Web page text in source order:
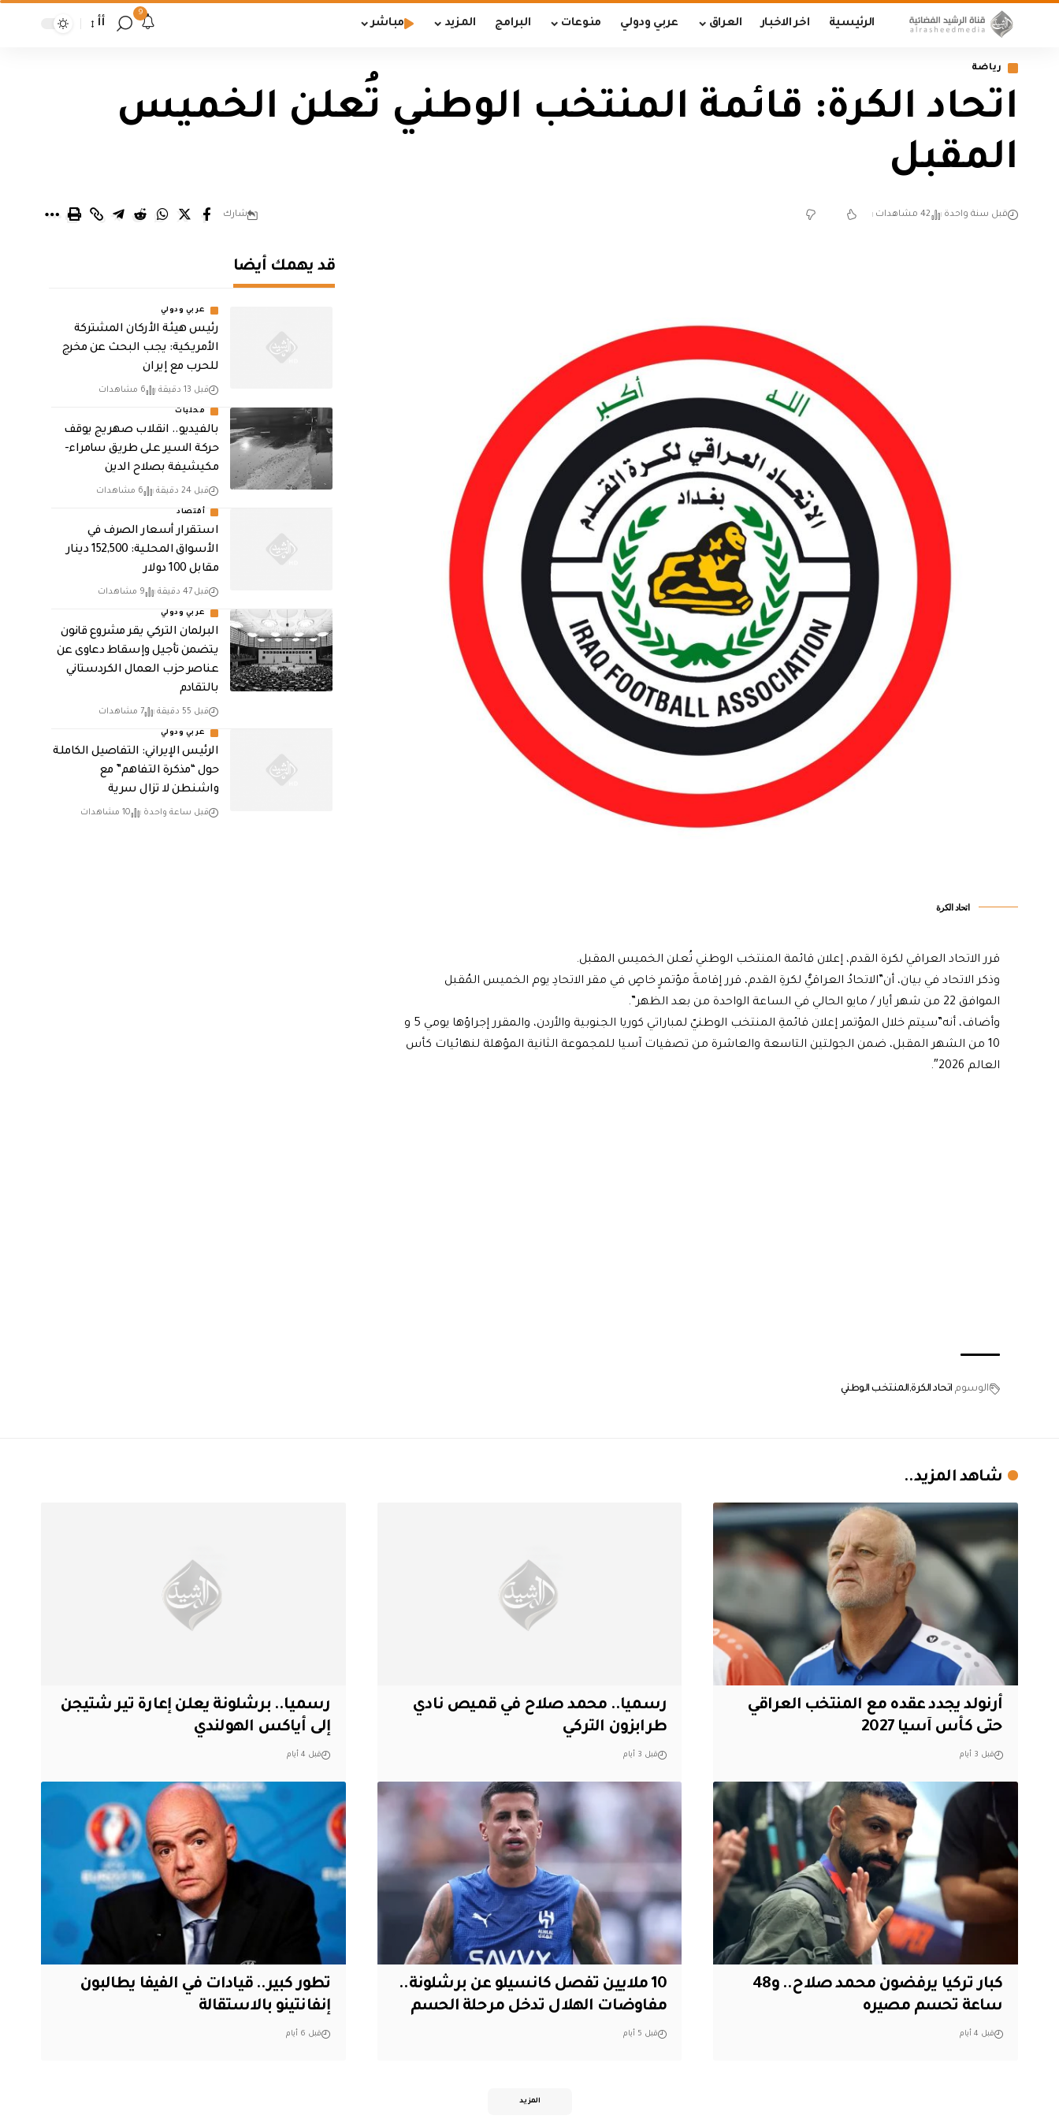
الرئيسية اخر الاخبار العراق عربي ودولي منوعات البرامج المزيد مباشر
9
أأ
رياضة
اتحاد الكرة: قائمة المنتخب الوطني تُعلن الخميس
المقبل
قبل سنة واحدة 42 مشاهدات شارك
اتحاد الكرة
قرر الاتحاد العراقي لكرة القدم، إعلان قائمة المنتخب الوطني تُعلن الخميس المقبل.
وذكر الاتحاد في بيان، أن”الاتحادُ العراقيُّ لكرةِ القدم، قرر إقامةَ مؤتمرٍ خاصٍ في مقر الاتحادِ يوم الخميس المُقبل
الموافق 22 من شهر أيار / مايو الحالي في الساعة الواحدة من بعد الظهر”.
وأضاف، أنه”سيتم خلال المؤتمر إعلان قائمةِ المنتخب الوطنيّ لمباراتي كوريا الجنوبية والأردن، والمقرر إجراؤها يومي 5 و
10 من الشهر المقبل، ضمن الجولتين التاسعة والعاشرة من تصفيات آسيا للمجموعة الثانية المؤهلة لنهائيات كأس
العالم 2026″.
الوسوم اتحاد الكرة المنتخب الوطني
قد يهمك أيضا
عربي ودولي
رئيس هيئة الأركان المشتركة
الأمريكية: يجب البحث عن مخرج
للحرب مع إيران
قبل 13 دقيقة 6 مشاهدات
محليات
بالفيديو.. انقلاب صهريج يوقف
حركة السير على طريق سامراء-
مكيشيفة بصلاح الدين
قبل 24 دقيقة 6 مشاهدات
أقتصاد
استقرار أسعار الصرف في
الأسواق المحلية: 152,500 دينار
مقابل 100 دولار
قبل 47 دقيقة 9 مشاهدات
عربي ودولي
البرلمان التركي يقر مشروع قانون
يتضمن تأجيل وإسقاط دعاوى عن
عناصر حزب العمال الكردستاني
بالتقادم
قبل 55 دقيقة 7 مشاهدات
عربي ودولي
الرئيس الإيراني: التفاصيل الكاملة
حول “مذكرة التفاهم” مع
واشنطن لا تزال سرية
قبل ساعة واحدة 10 مشاهدات
شاهد المزيد..
أرنولد يجدد عقده مع المنتخب العراقي
حتى كأس آسيا 2027
قبل 3 أيام
رسميا.. محمد صلاح في قميص نادي
طرابزون التركي
قبل 3 أيام
رسميا.. برشلونة يعلن إعارة تير شتيجن
إلى أياكس الهولندي
قبل 4 أيام
كبار تركيا يرفضون محمد صلاح.. و48
ساعة تحسم مصيره
قبل 4 أيام
10 ملايين تفصل كانسيلو عن برشلونة..
مفاوضات الهلال تدخل مرحلة الحسم
قبل 5 أيام
تطور كبير.. قيادات في الفيفا يطالبون
إنفانتينو بالاستقالة
قبل 6 أيام
المزيد